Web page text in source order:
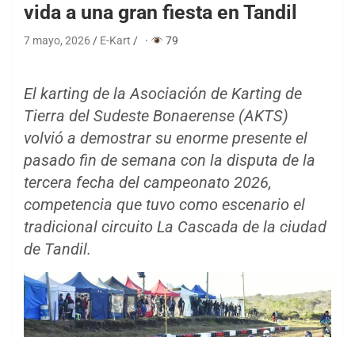
vida a una gran fiesta en Tandil
7 mayo, 2026 E-Kart · 79
El karting de laAsociación de Karting de
Tierra del Sudeste Bonaerense (AKTS)
volvió a demostrar su enorme presente el
pasado fin de semana con la disputa de la
tercera fecha del campeonato 2026,
competencia que tuvo como escenario el
tradicional circuito La Cascada de la ciudad
de Tandil.